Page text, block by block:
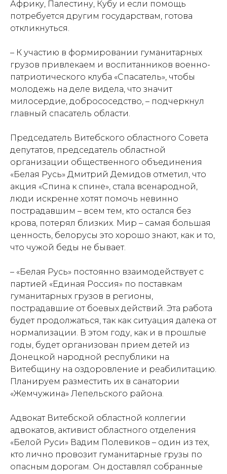
Африку, Палестину, Кубу и если помощь
потребуется другим государствам, готова
откликнуться.
– К участию в формировании гуманитарных
грузов привлекаем и воспитанников военно-
патриотического клуба «Спасатель», чтобы
молодежь на деле видела, что значит
милосердие, добрососедство, – подчеркнул
главный спасатель области.
Председатель Витебского областного Совета
депутатов, председатель областной
организации общественного объединения
«Белая Русь» Дмитрий Демидов отметил, что
акция «Спина к спине», стала всенародной,
люди искренне хотят помочь невинно
пострадавшим – всем тем, кто остался без
крова, потерял близких. Мир – самая большая
ценность, белорусы это хорошо знают, как и то,
что чужой беды не бывает.
– «Белая Русь» постоянно взаимодействует с
партией «Единая Россия» по поставкам
гуманитарных грузов в регионы,
пострадавшие от боевых действий. Эта работа
будет продолжаться, так как ситуация далека от
нормализации. В этом году, как и в прошлые
годы, будет организован прием детей из
Донецкой народной республики на
Витебщину на оздоровление и реабилитацию.
Планируем разместить их в санатории
«Жемчужина» Лепельского района.
Адвокат Витебской областной коллегии
адвокатов, активист областного отделения
«Белой Руси» Вадим Полевиков – один из тех,
кто лично провозит гуманитарные грузы по
опасным дорогам. Он доставлял собранные